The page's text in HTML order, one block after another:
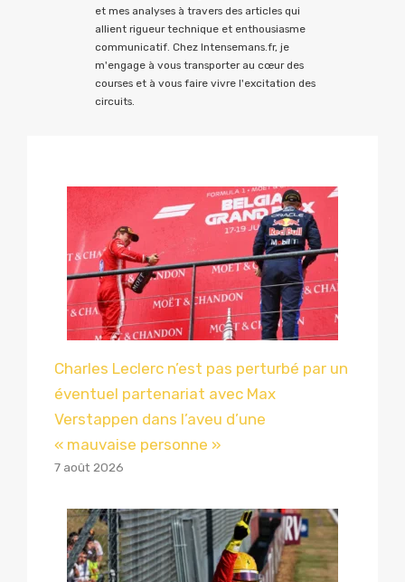
et mes analyses à travers des articles qui
allient rigueur technique et enthousiasme
communicatif. Chez Intensemans.fr, je
m'engage à vous transporter au cœur des
courses et à vous faire vivre l'excitation des
circuits.
Charles Leclerc n’est pas perturbé par un
éventuel partenariat avec Max
Verstappen dans l’aveu d’une
« mauvaise personne »
7 août 2026